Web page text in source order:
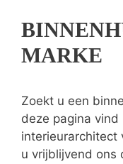
MARKE
Zoekt u een
deze pagina
interieurarchitect
u vrijblijvend ons